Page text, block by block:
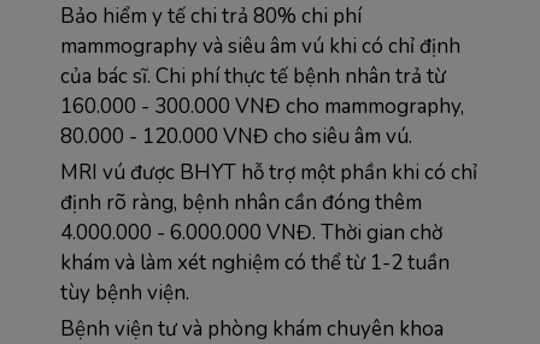
Bảo hiểm y tế chi trả 80% chi phí
mammography và siêu âm vú khi có chỉ định
của bác sĩ. Chi phí thực tế bệnh nhân trả từ
160.000 - 300.000 VNĐ cho mammography,
80.000 - 120.000 VNĐ cho siêu âm vú.
MRI vú được BHYT hỗ trợ một phần khi có chỉ
định rõ ràng, bệnh nhân cần đóng thêm
4.000.000 - 6.000.000 VNĐ. Thời gian chờ
khám và làm xét nghiệm có thể từ 1-2 tuần
tùy bệnh viện.
Bệnh viện tư và phòng khám chuyên khoa